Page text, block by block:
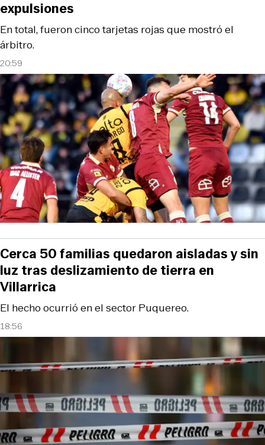
20:59
En total, fueron cinco tarjetas rojas que mostró el
árbitro.
expulsiones
18:56
El hecho ocurrió en el sector Puquereo.
Cerca 50 familias quedaron aisladas y sin
luz tras deslizamiento de tierra en
Villarrica